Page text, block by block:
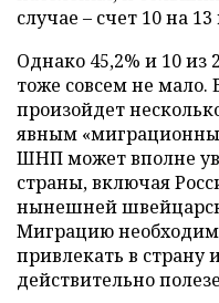
случае – счет 10 на
Однако 45,2% и 10 из
тоже совсем не мало.
произойдет
явным
ШНП может вполне
страны, включая
нынешней
Миграцию
привлекать в страну
действительно